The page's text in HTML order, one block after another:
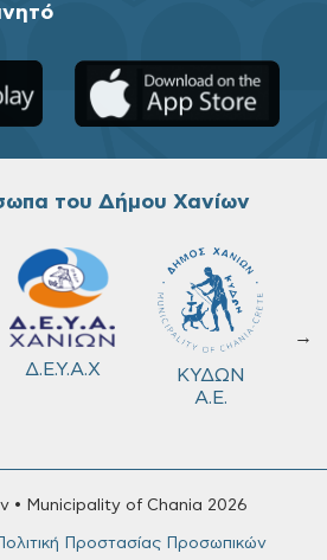
του Δήμου Χανίων
Δ.Ε.Υ.Α.Χ
ΚΥΔΩΝ
Α.Ε.
→
• Municipality of Chania 2026
Προστασίας Προσωπικών